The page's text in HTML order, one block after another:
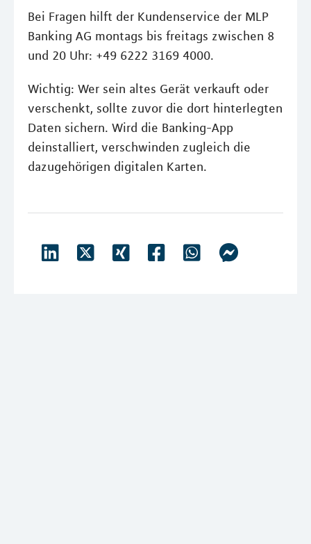
Bei Fragen hilft der Kundenservice der MLP
Banking AG montags bis freitags zwischen 8
und 20 Uhr: +49 6222 3169 4000.
Wichtig: Wer sein altes Gerät verkauft oder
verschenkt, sollte zuvor die dort hinterlegten
Daten sichern. Wird die Banking-App
deinstalliert, verschwinden zugleich die
dazugehörigen digitalen Karten.